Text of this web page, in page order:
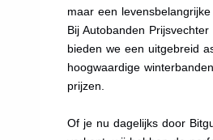
maar een
Bij Autobanden
bieden we een uitgebreid
hoogwaardige
prijzen.
Of je nu dagelijks door